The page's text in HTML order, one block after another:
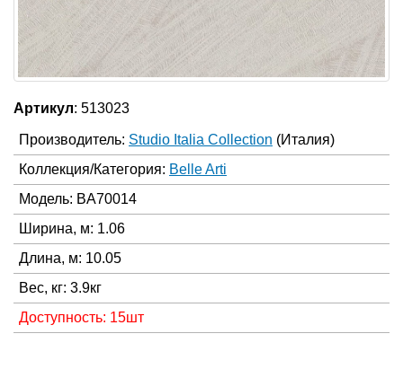
Артикул: 513023
Производитель: Studio Italia Collection (Италия)
Коллекция/Категория: Belle Arti
Модель: BA70014
Ширина, м: 1.06
Длина, м: 10.05
Вес, кг: 3.9кг
Доступность: 15шт